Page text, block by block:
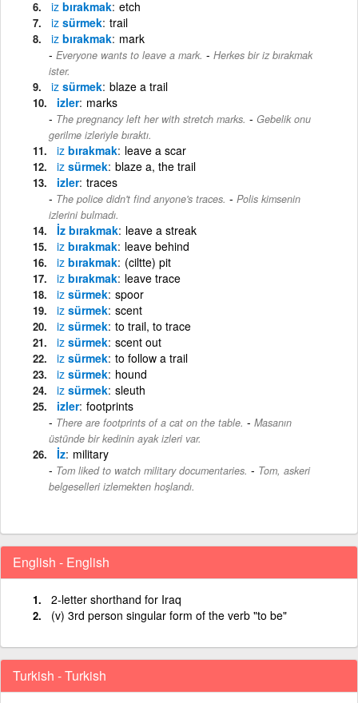
iz bırakmak etch
iz sürmek trail
iz bırakmak mark
Everyone wants to leave a mark. - Herkes bir iz bırakmak
ister.
iz sürmek blaze a trail
izler marks
The pregnancy left her with stretch marks. - Gebelik onu
gerilme izleriyle bıraktı.
iz bırakmak leave a scar
iz sürmek blaze a, the trail
izler traces
The police didn't find anyone's traces. - Polis kimsenin
izlerini bulmadı.
İz bırakmak leave a streak
iz bırakmak leave behind
iz bırakmak (ciltte) pit
iz bırakmak leave trace
iz sürmek spoor
iz sürmek scent
iz sürmek to trail, to trace
iz sürmek scent out
iz sürmek to follow a trail
iz sürmek hound
iz sürmek sleuth
izler footprints
There are footprints of a cat on the table. - Masanın
üstünde bir kedinin ayak izleri var.
İz military
Tom liked to watch military documentaries. - Tom, askeri
belgeselleri izlemekten hoşlandı.
English - English
2-letter shorthand for Iraq
(v) 3rd person singular form of the verb "to be"
Turkish - Turkish